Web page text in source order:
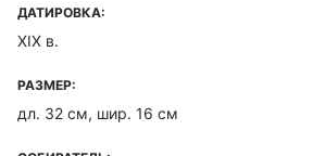
ДАТИРОВКА:
XIX в.
РАЗМЕР:
дл. 32 см, шир. 16 см